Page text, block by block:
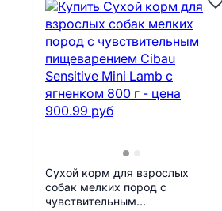
Сухой корм для взрослых
собак мелких пород с
чувствительным